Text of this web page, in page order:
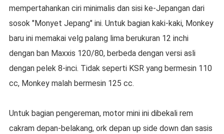
mempertahankan ciri minimalis dan sisi ke-Jepangan dari
sosok "Monyet Jepang" ini. Untuk bagian kaki-kaki, Monkey
baru ini memakai velg palang lima berukuran 12 inchi
dengan ban Maxxis 120/80, berbeda dengan versi asli
dengan pelek 8-inci. Tidak seperti KSR yang bermesin 110
cc, Monkey malah bermesin 125 cc.
Untuk bagian pengereman, motor mini ini dibekali rem
cakram depan-belakang, ork depan up side down dan sasis